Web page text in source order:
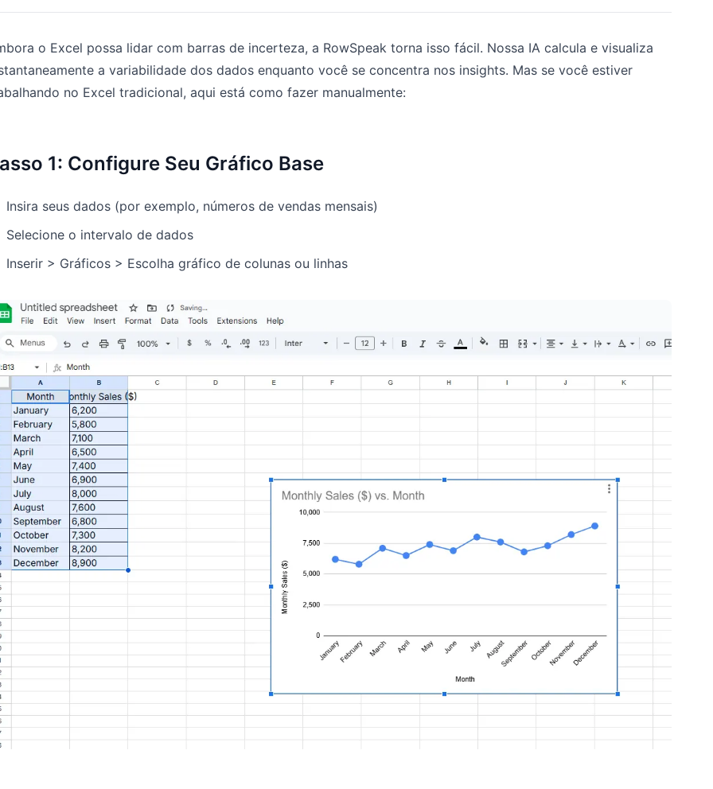
o Excel possa lidar com barras de incerteza, a RowSpeak torna isso fácil. Nossa IA calcula e visualiza
a variabilidade dos dados enquanto você se concentra nos insights. Mas se você estiver
no Excel tradicional, aqui está como fazer manualmente:
1: Configure Seu Gráfico Base
Insira seus dados (por exemplo, números de vendas mensais)
Selecione o intervalo de dados
Inserir > Gráficos > Escolha gráfico de colunas ou linhas